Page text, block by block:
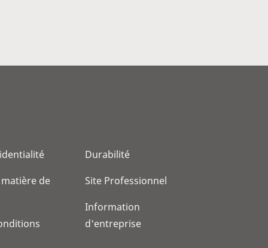
de
Durabilité
Site Professionnel
Information
d'entreprise